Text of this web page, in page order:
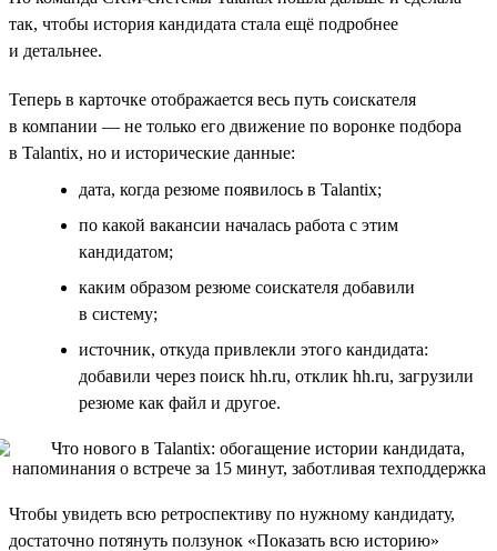
так, чтобы история кандидата стала ещё подробнее
и детальнее.
Теперь в карточке отображается весь путь соискателя
в компании — не только его движение по воронке подбора
в Talantix, но и исторические данные:
дата, когда резюме появилось в Talantix;
по какой вакансии началась работа с этим
кандидатом;
каким образом резюме соискателя добавили
в систему;
источник, откуда привлекли этого кандидата:
добавили через поиск hh.ru, отклик hh.ru, загрузили
резюме как файл и другое.
Чтобы увидеть всю ретроспективу по нужному кандидату,
достаточно потянуть ползунок «Показать всю историю»